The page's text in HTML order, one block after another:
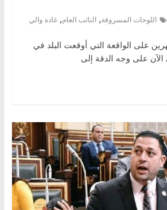
اللوحات المسروقة, النائب العام, غادة والي
على الواقعة التي أوقعت البلد في
على وجه الدقة إلى